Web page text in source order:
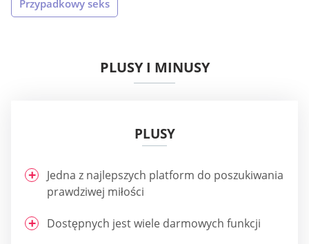
Przypadkowy seks
PLUSY I MINUSY
PLUSY
Jedna z najlepszych platform do poszukiwania
prawdziwej miłości
Dostępnych jest wiele darmowych funkcji